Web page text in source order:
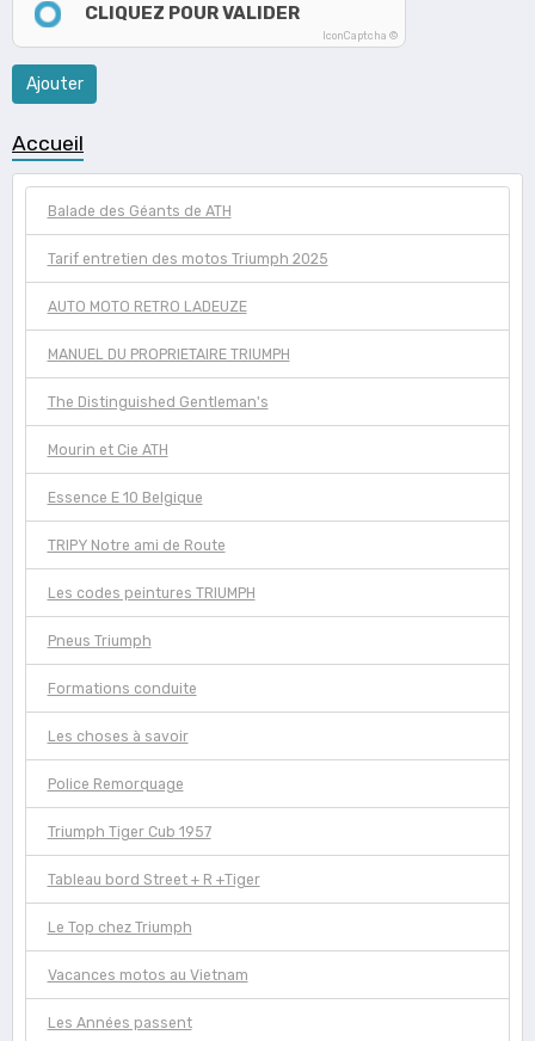
CLIQUEZ POUR VALIDER
IconCaptcha ©
Ajouter
Accueil
Balade des Géants de ATH
Tarif entretien des motos Triumph 2025
AUTO MOTO RETRO LADEUZE
MANUEL DU PROPRIETAIRE TRIUMPH
The Distinguished Gentleman's
Mourin et Cie ATH
Essence E 10 Belgique
TRIPY Notre ami de Route
Les codes peintures TRIUMPH
Pneus Triumph
Formations conduite
Les choses à savoir
Police Remorquage
Triumph Tiger Cub 1957
Tableau bord Street + R +Tiger
Le Top chez Triumph
Vacances motos au Vietnam
Les Années passent